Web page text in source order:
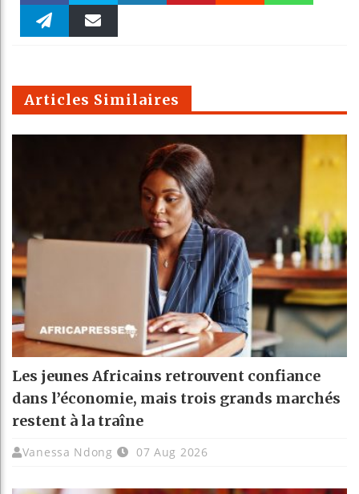
Faceboo Twitter
m
Articles Similaires
Les jeunes Africains retrouvent confiance
dans l’économie, mais trois grands marchés
restent à la traîne
Vanessa Ndong 07 Aug 2026